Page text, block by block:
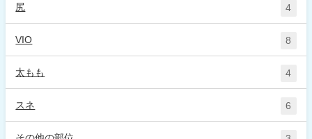
尻 4
VIO 8
太もも 4
スネ 6